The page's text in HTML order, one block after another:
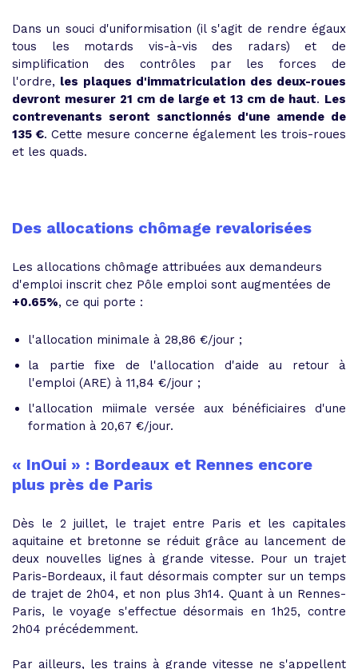
Dans un souci d'uniformisation (il s'agit de rendre égaux
tous les motards vis-à-vis des radars) et de
simplification des contrôles par les forces de
l'ordre, les plaques d'immatriculation des deux-roues
devront mesurer 21 cm de large et 13 cm de haut. Les
contrevenants seront sanctionnés d'une amende de
135 €. Cette mesure concerne également les trois-roues
et les quads.
Des allocations chômage revalorisées
Les allocations chômage attribuées aux demandeurs
d'emploi inscrit chez Pôle emploi sont augmentées de
+0.65%, ce qui porte :
l'allocation minimale à 28,86 €/jour ;
la partie fixe de l'allocation d'aide au retour à
l'emploi (ARE) à 11,84 €/jour ;
l'allocation miimale versée aux bénéficiaires d'une
formation à 20,67 €/jour.
« InOui » : Bordeaux et Rennes encore
plus près de Paris
Dès le 2 juillet, le trajet entre Paris et les capitales
aquitaine et bretonne se réduit grâce au lancement de
deux nouvelles lignes à grande vitesse. Pour un trajet
Paris-Bordeaux, il faut désormais compter sur un temps
de trajet de 2h04, et non plus 3h14. Quant à un Rennes-
Paris, le voyage s'effectue désormais en 1h25, contre
2h04 précédemment.
Par ailleurs, les trains à grande vitesse ne s'appellent